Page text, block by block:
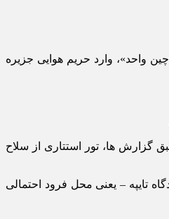
واحد»، وارد حریم هوایی جزیره
گزارش‌ ها، تور استتاری از سلاح‌
تایپه – یعنی محل فرود احتمالی